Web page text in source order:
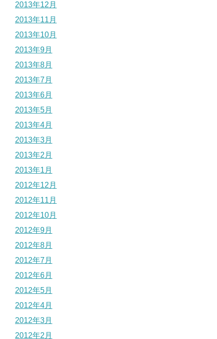
2013年12月
2013年11月
2013年10月
2013年9月
2013年8月
2013年7月
2013年6月
2013年5月
2013年4月
2013年3月
2013年2月
2013年1月
2012年12月
2012年11月
2012年10月
2012年9月
2012年8月
2012年7月
2012年6月
2012年5月
2012年4月
2012年3月
2012年2月